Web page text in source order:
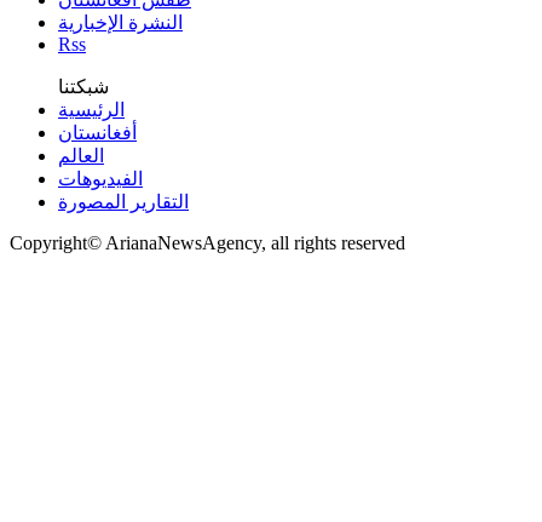
النشرة الإخبارية
Rss
شبكتنا
الرئيسية
أفغانستان
العالم
الفیدیوهات
التقاریر المصورة
Copyright© ArianaNewsAgency, all rights reserved